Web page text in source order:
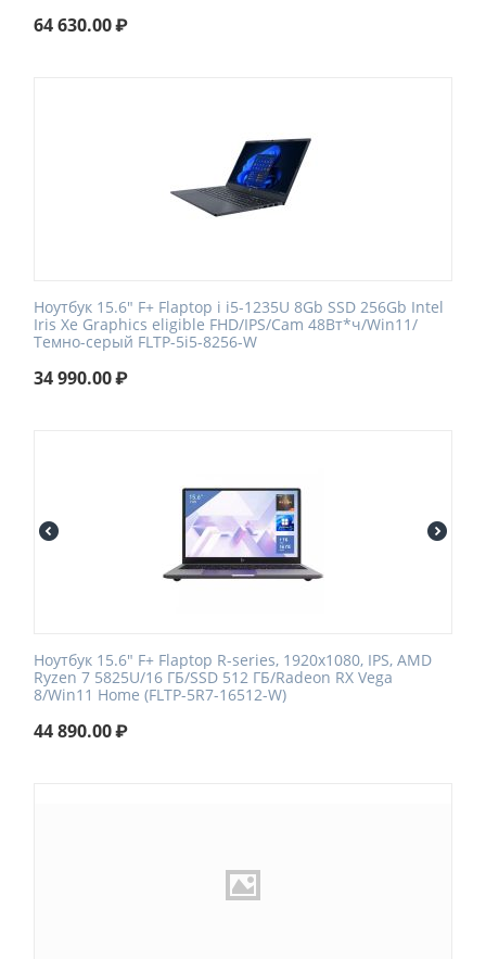
64 630.00₽
Ноутбук 15.6" F+ Flaptop i i5-1235U 8Gb SSD 256Gb Intel
Iris Xe Graphics eligible FHD/IPS/Cam 48Вт*ч/Win11/
Темно-серый FLTP-5i5-8256-W
34 990.00₽
Ноутбук 15.6" F+ Flaptop R-series, 1920x1080, IPS, AMD
Ryzen 7 5825U/16 ГБ/SSD 512 ГБ/Radeon RX Vega
8/Win11 Home (FLTP-5R7-16512-W)
44 890.00₽